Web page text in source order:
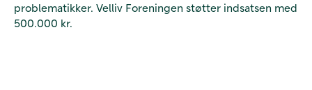
problematikker. Velliv Foreningen støtter indsatsen med
500.000 kr.